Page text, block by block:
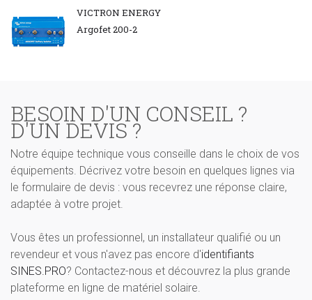
VICTRON ENERGY
Argofet 200-2
BESOIN D'UN CONSEIL ?
D'UN DEVIS ?
Notre équipe technique vous conseille dans le choix de vos
équipements. Décrivez votre besoin en quelques lignes via
le formulaire de devis : vous recevrez une réponse claire,
adaptée à votre projet.
Vous êtes un professionnel, un installateur qualifié ou un
revendeur et vous n'avez pas encore d'identifiants
SINES.PRO? Contactez-nous et découvrez la plus grande
plateforme en ligne de matériel solaire.